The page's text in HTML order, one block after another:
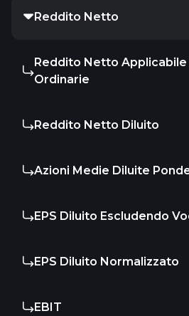
Reddito Netto
Reddito Netto Applicabile
Ordinarie
Reddito Netto Diluito
Azioni Medie Diluite
EPS Diluito Escludendo
EPS Diluito Normalizzato
EBIT